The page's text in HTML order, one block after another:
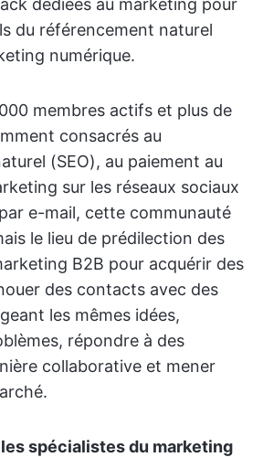
du référencement naturel
numérique.
membres actifs et plus de
consacrés au
(SEO), au paiement au
sur les réseaux sociaux
e-mail, cette communauté
le lieu de prédilection des
B2B pour acquérir des
des contacts avec des
les mêmes idées,
répondre à des
collaborative et mener
spécialistes du marketing